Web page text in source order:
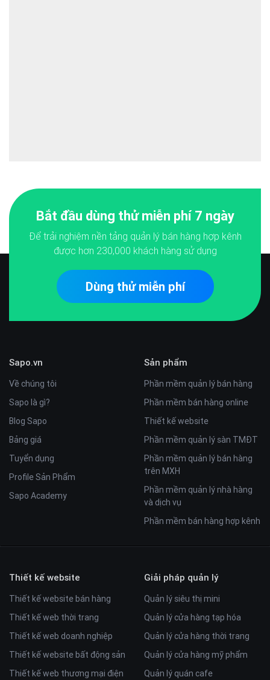
Bắt đầu dùng thử miễn phí 7 ngày
Để trải nghiệm nền tảng quản lý bán hàng hợp kênh
được hơn 230,000 khách hàng sử dụng
Dùng thử miễn phí
Sapo.vn
Về chúng tôi
Sapo là gì?
Blog Sapo
Bảng giá
Tuyển dụng
Profile Sản Phẩm
Sapo Academy
Sản phẩm
Phần mềm quản lý bán hàng
Phần mềm bán hàng online
Thiết kế website
Phần mềm quản lý sàn TMĐT
Phần mềm quản lý bán hàng
trên MXH
Phần mềm quản lý nhà hàng
và dịch vụ
Phần mềm bán hàng hợp kênh
Thiết kế website
Thiết kế website bán hàng
Thiết kế web thời trang
Thiết kế web doanh nghiệp
Thiết kế website bất động sản
Thiết kế web thương mại điện
Giải pháp quản lý
Quản lý siêu thị mini
Quản lý cửa hàng tạp hóa
Quản lý cửa hàng thời trang
Quản lý cửa hàng mỹ phẩm
Quản lý quán cafe